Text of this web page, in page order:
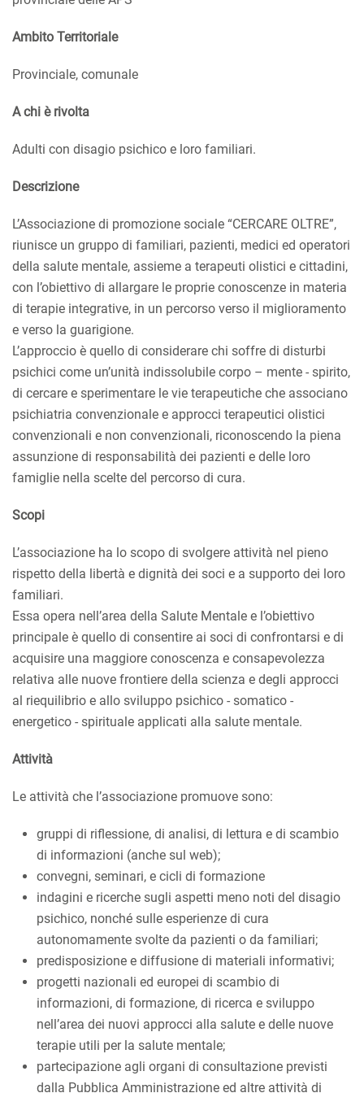
Ambito Territoriale
Provinciale, comunale
A chi è rivolta
Adulti con disagio psichico e loro familiari.
Descrizione
L’Associazione di promozione sociale “CERCARE OLTRE”,
riunisce un gruppo di familiari, pazienti, medici ed operatori
della salute mentale, assieme a terapeuti olistici e cittadini,
con l’obiettivo di allargare le proprie conoscenze in materia
di terapie integrative, in un percorso verso il miglioramento
e verso la guarigione.
L’approccio è quello di considerare chi soffre di disturbi
psichici come un’unità indissolubile corpo – mente - spirito,
di cercare e sperimentare le vie terapeutiche che associano
psichiatria convenzionale e approcci terapeutici olistici
convenzionali e non convenzionali, riconoscendo la piena
assunzione di responsabilità dei pazienti e delle loro
famiglie nella scelte del percorso di cura.
Scopi
L’associazione ha lo scopo di svolgere attività nel pieno
rispetto della libertà e dignità dei soci e a supporto dei loro
familiari.
Essa opera nell’area della Salute Mentale e l’obiettivo
principale è quello di consentire ai soci di confrontarsi e di
acquisire una maggiore conoscenza e consapevolezza
relativa alle nuove frontiere della scienza e degli approcci
al riequilibrio e allo sviluppo psichico - somatico -
energetico - spirituale applicati alla salute mentale.
Attività
Le attività che l’associazione promuove sono:
gruppi di riflessione, di analisi, di lettura e di scambio
di informazioni (anche sul web);
convegni, seminari, e cicli di formazione
indagini e ricerche sugli aspetti meno noti del disagio
psichico, nonché sulle esperienze di cura
autonomamente svolte da pazienti o da familiari;
predisposizione e diffusione di materiali informativi;
progetti nazionali ed europei di scambio di
informazioni, di formazione, di ricerca e sviluppo
nell’area dei nuovi approcci alla salute e delle nuove
terapie utili per la salute mentale;
partecipazione agli organi di consultazione previsti
dalla Pubblica Amministrazione ed altre attività di